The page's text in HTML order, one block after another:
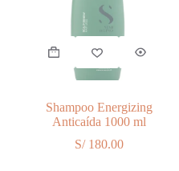
Shampoo Energizing
Anticaída 1000 ml
S/180.00